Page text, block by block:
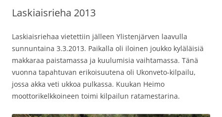
Laskiaisrieha 2013
Laskiaisriehaa vietettiin jälleen Ylistenjärven laavulla
sunnuntaina 3.3.2013. Paikalla oli iloinen joukko kyläläisiä
makkaraa paistamassa ja kuulumisia vaihtamassa. Tänä
vuonna tapahtuvan erikoisuutena oli Ukonveto-kilpailu,
jossa akka veti ukkoa pulkassa. Kuukan Heimo
moottorikelkkoineen toimi kilpailun ratamestarina.